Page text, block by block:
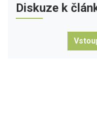
Diskuze k